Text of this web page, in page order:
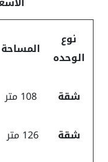
نوع
الوحده
المساحة
شقة
108 متر
شقة
126 متر